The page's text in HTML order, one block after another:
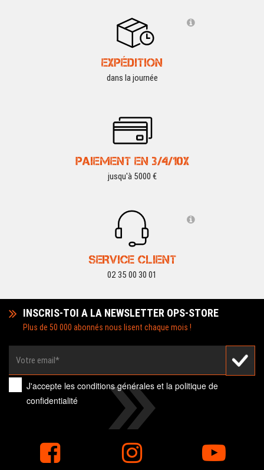
EXPÉDITION
dans la journée
PAIEMENT EN 3/4/10X
jusqu'à 5000 €
SERVICE CLIENT
02 35 00 30 01
INSCRIS-TOI A LA NEWSLETTER OPS-STORE
Plus de 50 000 abonnés nous lisent chaque mois !
J'accepte lesconditions générales et lapolitique de
confidentialité